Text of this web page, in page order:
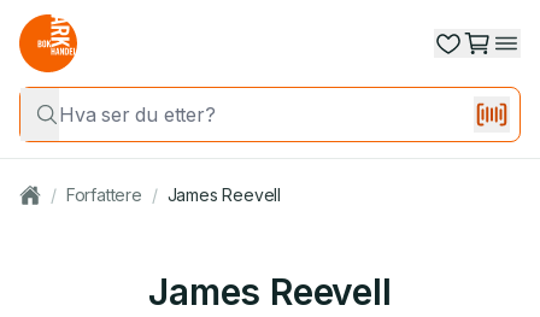
/ Forfattere / James Reevell
James Reevell